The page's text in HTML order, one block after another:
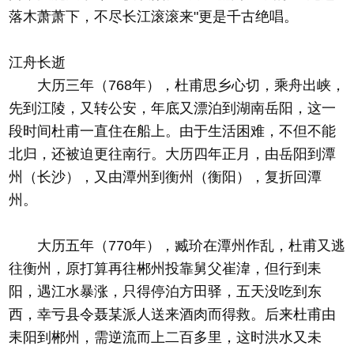
落木萧萧下，不尽长江滚滚来"更是千古绝唱。
江舟长逝
大历三年（768年），杜甫思乡心切，乘舟出峡，
先到江陵，又转公安，年底又漂泊到湖南岳阳，这一
段时间杜甫一直住在船上。由于生活困难，不但不能
北归，还被迫更往南行。大历四年正月，由岳阳到潭
州（长沙），又由潭州到衡州（衡阳），复折回潭
州。
大历五年（770年），臧玠在潭州作乱，杜甫又逃
往衡州，原打算再往郴州投靠舅父崔湋，但行到耒
阳，遇江水暴涨，只得停泊方田驿，五天没吃到东
西，幸亏县令聂某派人送来酒肉而得救。后来杜甫由
耒阳到郴州，需逆流而上二百多里，这时洪水又未